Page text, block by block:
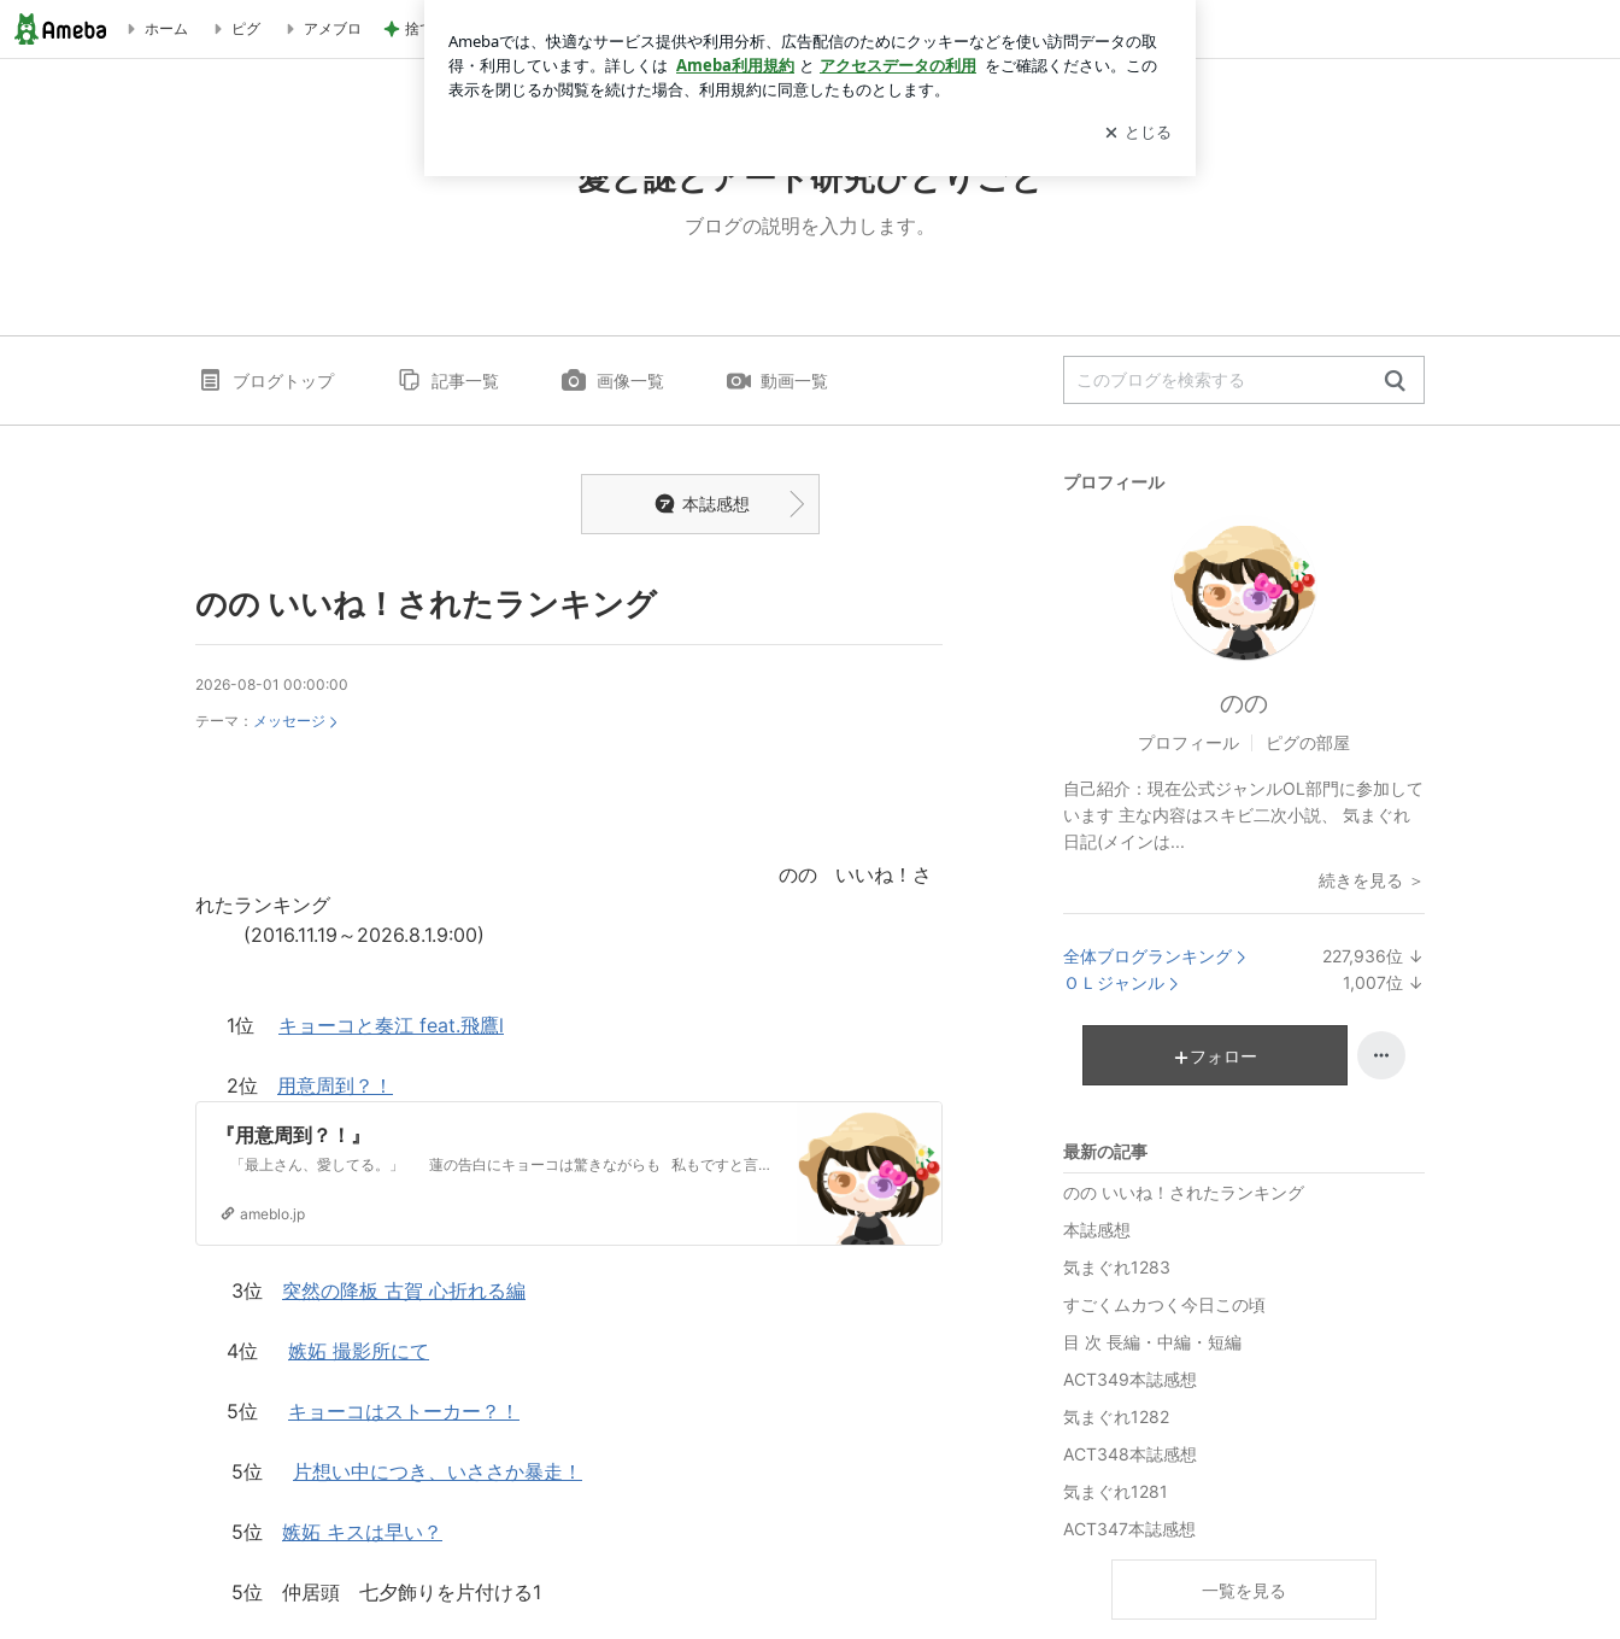
のの いいね！されたランキング | 愛と謎とアート研究ひとりごと
ホーム ピグ アメブロ 捨てたらお金がかかる不用品の値段 ログイン
愛と謎とアート研究ひとりごと
ブログの説明を入力します。
ブログトップ 記事一覧 画像一覧 動画一覧
本誌感想
のの いいね！されたランキング
2026-08-01 00:00:00
テーマ： メッセージ
のの いいね！さ
れたランキング
(2016.11.19～2026.8.1.9:00)
1位 キョーコと奏江 feat.飛鷹l
2位 用意周到？！
『用意周到？！』
「最上さん、愛してる。」 蓮の告白にキョーコは驚きながらも 私もですと言ってくれた。 蓮はそっとキスする。慎重に怖がらせ…
ameblo.jp
3位 突然の降板 古賀 心折れる編
4位 嫉妬 撮影所にて
5位 キョーコはストーカー？！
5位 片想い中につき、いささか暴走！
5位 嫉妬 キスは早い？
5位 仲居頭 七夕飾りを片付ける1
プロフィール
のの
プロフィール ピグの部屋
自己紹介： 現在公式ジャンルOL部門に参加して
います 主な内容はスキビ二次小説、 気まぐれ
日記(メインは...
続きを見る ＞
全体ブログランキング 227,936位 ↓
ＯＬジャンル 1,007位 ↓
フォロー
最新の記事
のの いいね！されたランキング
本誌感想
気まぐれ1283
すごくムカつく今日この頃
目 次 長編・中編・短編
ACT349本誌感想
気まぐれ1282
ACT348本誌感想
気まぐれ1281
ACT347本誌感想
一覧を見る